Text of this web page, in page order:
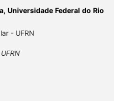
Universidade Federal do Rio
- UFRN